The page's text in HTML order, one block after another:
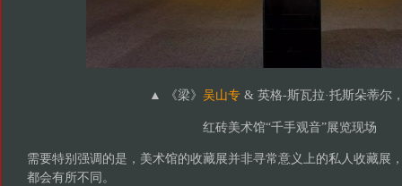
▲ 《梁》吴山专 & 英格-斯瓦拉·托斯朵蒂尔
红砖美术馆“千手观音”展览现场
需要特别强调的是，美术馆的收藏展并非寻常意义上的私人收藏展
都会有所不同。